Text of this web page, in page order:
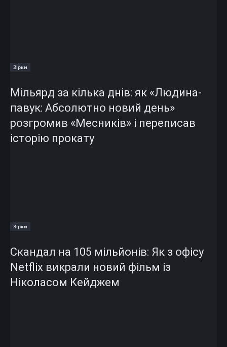
Зірки
Мільярд за кілька днів: як «Людина-
павук: Абсолютно новий день»
розгромив «Месників» і переписав
історію прокату
Зірки
Скандал на 105 мільйонів: Як з офісу
Netflix викрали новий фільм із
Ніколасом Кейджем